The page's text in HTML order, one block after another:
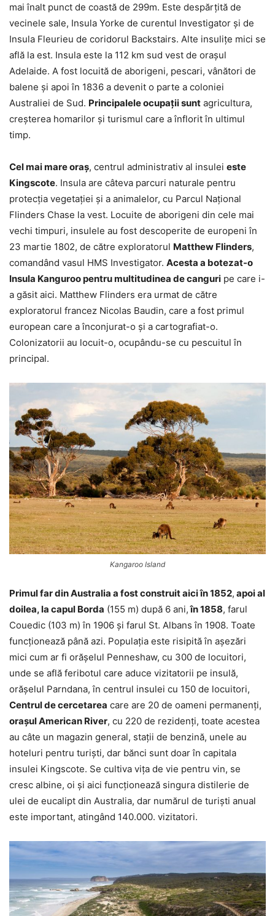
mai înalt punct de coastă de 299m. Este despărțită de
vecinele sale, Insula Yorke de curentul Investigator și de
Insula Fleurieu de coridorul Backstairs. Alte insulițe mici se
află la est. Insula este la 112 km sud vest de orașul
Adelaide. A fost locuită de aborigeni, pescari, vânători de
balene și apoi în 1836 a devenit o parte a coloniei
Australiei de Sud. Principalele ocupații sunt agricultura,
creșterea homarilor și turismul care a înflorit în ultimul
timp.
Cel mai mare oraș, centrul administrativ al insulei este
Kingscote. Insula are câteva parcuri naturale pentru
protecția vegetației și a animalelor, cu Parcul Național
Flinders Chase la vest. Locuite de aborigeni din cele mai
vechi timpuri, insulele au fost descoperite de europeni în
23 martie 1802, de către exploratorul Matthew Flinders,
comandând vasul HMS Investigator. Acesta a botezat-o
Insula Kanguroo pentru multitudinea de canguri pe care i-
a găsit aici. Matthew Flinders era urmat de către
exploratorul francez Nicolas Baudin, care a fost primul
european care a înconjurat-o și a cartografiat-o.
Colonizatorii au locuit-o, ocupându-se cu pescuitul în
principal.
Kangaroo Island
Primul far din Australia a fost construit aici în 1852, apoi al
doilea, la capul Borda (155 m) după 6 ani,în 1858, farul
Couedic (103 m) în 1906 și farul St. Albans în 1908. Toate
funcționează până azi. Populația este risipită în așezări
mici cum ar fi orășelul Penneshaw, cu 300 de locuitori,
unde se află feribotul care aduce vizitatorii pe insulă,
orășelul Parndana, în centrul insulei cu 150 de locuitori,
Centrul de cercetarea care are 20 de oameni permanenți,
orașul American River, cu 220 de rezidenți, toate acestea
au câte un magazin general, stații de benzină, unele au
hoteluri pentru turiști, dar bănci sunt doar în capitala
insulei Kingscote. Se cultiva vița de vie pentru vin, se
cresc albine, oi și aici funcționează singura distilerie de
ulei de eucalipt din Australia, dar numărul de turiști anual
este important, atingând 140.000. vizitatori.